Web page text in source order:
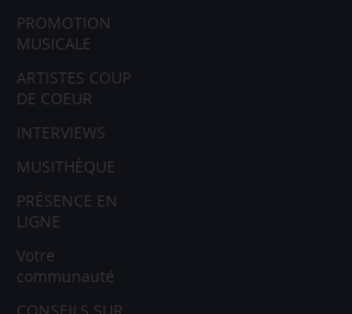
PROMOTION
MUSICALE
ARTISTES COUP
DE COEUR
INTERVIEWS
MUSITHÈQUE
PRÉSENCE EN
LIGNE
Votre
communauté